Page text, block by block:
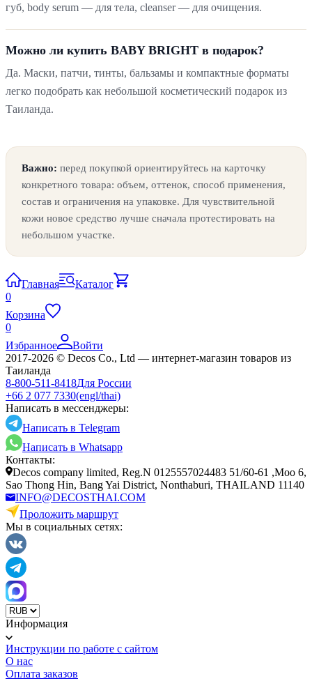
губ, body serum — для тела, cleanser — для очищения.
Можно ли купить BABY BRIGHT в подарок?
Да. Маски, патчи, тинты, бальзамы и компактные форматы
легко подобрать как небольшой косметический подарок из
Таиланда.
Важно: перед покупкой ориентируйтесь на карточку
конкретного товара: объем, оттенок, способ применения,
состав и ограничения на упаковке. Для чувствительной
кожи новое средство лучше сначала протестировать на
небольшом участке.
Главная
Каталог
0
Корзина
0
Избранное
Войти
2017-2026 © Decos Co., Ltd — интернет-магазин товаров из
Таиланда
8-800-511-8418Для России
+66 2 077 7330(engl/thai)
Написать в мессенджеры:
Написать в Telegram
Написать в Whatsapp
Контакты:
Decos company limited, Reg.N 0125557024483 51/60-61 ,Moo 6,
Sao Thong Hin, Bang Yai District, Nonthaburi, THAILAND 11140
INFO@DECOSTHAI.COM
Проложить маршрут
Мы в социальных сетях:
Информация
Инструкции по работе с сайтом
О нас
Оплата заказов